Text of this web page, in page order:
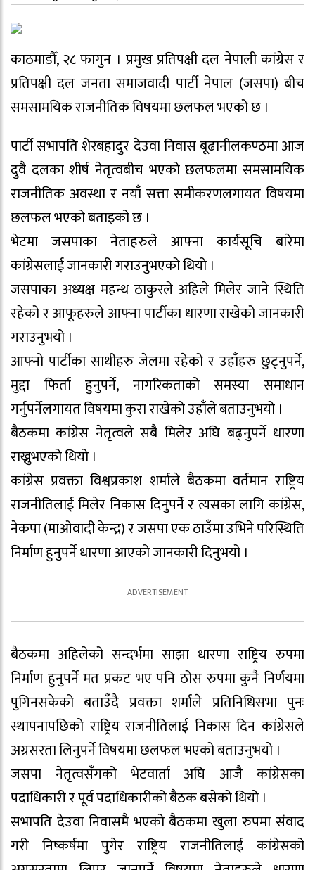
काठमाडौँ, २८ फागुन । प्रमुख प्रतिपक्षी दल नेपाली कांग्रेस र
प्रतिपक्षी दल जनता समाजवादी पार्टी नेपाल (जसपा) बीच
समसामयिक राजनीतिक विषयमा छलफल भएको छ ।
पार्टी सभापति शेरबहादुर देउवा निवास बूढानीलकण्ठमा आज
दुवै दलका शीर्ष नेतृत्वबीच भएको छलफलमा समसामयिक
राजनीतिक अवस्था र नयाँ सत्ता समीकरणलगायत विषयमा
छलफल भएको बताइको छ ।
भेटमा जसपाका नेताहरुले आफ्ना कार्यसूचि बारेमा
कांग्रेसलाई जानकारी गराउनुभएको थियो ।
जसपाका अध्यक्ष महन्थ ठाकुरले अहिले मिलेर जाने स्थिति
रहेको र आफूहरुले आफ्ना पार्टीका धारणा राखेको जानकारी
गराउनुभयो ।
आफ्नो पार्टीका साथीहरु जेलमा रहेको र उहाँहरु छुट्नुपर्ने,
मुद्दा फिर्ता हुनुपर्ने, नागरिकताको समस्या समाधान
गर्नुपर्नेलगायत विषयमा कुरा राखेको उहाँले बताउनुभयो ।
बैठकमा कांग्रेस नेतृत्वले सबै मिलेर अघि बढ्नुपर्ने धारणा
राख्नुभएको थियो ।
कांग्रेस प्रवक्ता विश्वप्रकाश शर्माले बैठकमा वर्तमान राष्ट्रिय
राजनीतिलाई मिलेर निकास दिनुपर्ने र त्यसका लागि कांग्रेस,
नेकपा (माओवादी केन्द्र) र जसपा एक ठाउँमा उभिने परिस्थिति
निर्माण हुनुपर्ने धारणा आएको जानकारी दिनुभयो ।
बैठकमा अहिलेको सन्दर्भमा साझा धारणा राष्ट्रिय रुपमा
निर्माण हुनुपर्ने मत प्रकट भए पनि ठोस रुपमा कुनै निर्णयमा
पुगिनसकेको बताउँदै प्रवक्ता शर्माले प्रतिनिधिसभा पुनः
स्थापनापछिको राष्ट्रिय राजनीतिलाई निकास दिन कांग्रेसले
अग्रसरता लिनुपर्ने विषयमा छलफल भएको बताउनुभयो ।
जसपा नेतृत्वसँगको भेटवार्ता अघि आजै कांग्रेसका
पदाधिकारी र पूर्व पदाधिकारीको बैठक बसेको थियो ।
सभापति देउवा निवासमै भएको बैठकमा खुला रुपमा संवाद
गरी निष्कर्षमा पुगेर राष्ट्रिय राजनीतिलाई कांग्रेसको